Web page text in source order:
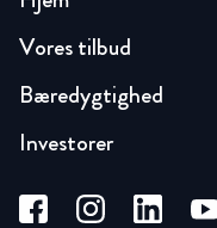
Vores tilbud
Bæredygtighed
Investorer